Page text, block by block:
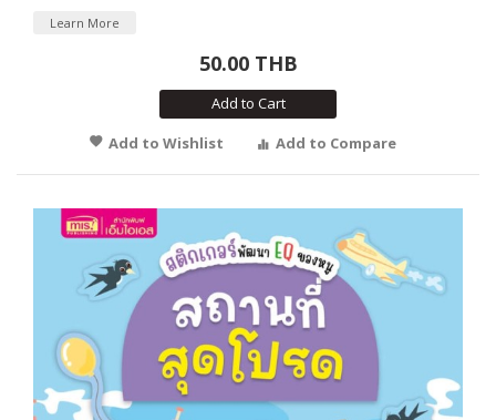
Learn More
50.00 THB
Add to Cart
Add to Wishlist
Add to Compare